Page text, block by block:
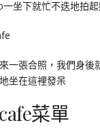
坐下就忙不迭地拍
一張合照，我們身後
坐在這裡發呆
菜單